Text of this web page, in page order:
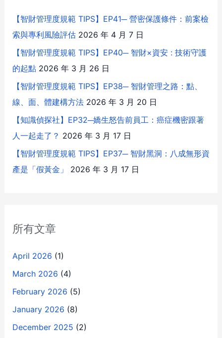
【智財管理度規範 TIPS】EP41─ 營密保護條件：前案檢
索與專利風險評估 2026 年 4 月 7 日
【智財管理度規範 TIPS】EP40─ 智財×資安 : 技術守護
的起點 2026 年 3 月 26 日
【智財管理度規範 TIPS】EP38─ 智財管理之路：點、
線、面、體建構方法 2026 年 3 月 20 日
【知識偵探社】EP32─嬌生怒告前員工：癌症機密跟著
人一起走了？ 2026 年 3 月 17 日
【智財管理度規範 TIPS】EP37─ 智財黑洞：八成無形資
產是「假黃金」
2026 年 3 月 17 日
所有文章
April 2026 (1)
March 2026 (4)
February 2026 (5)
January 2026 (8)
December 2025 (2)